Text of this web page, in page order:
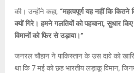
की। उन्होंने कहा, “महत्वपूर्ण यह नहीं कि कितने
क्यों गिरे। हमने गलतियों को पहचाना, सुधार
विमानों को फिर से उड़ाया।”
जनरल चौहान ने पाकिस्तान के उस दावे को
था कि 7 मई को छह भारतीय लड़ाकू विमान,